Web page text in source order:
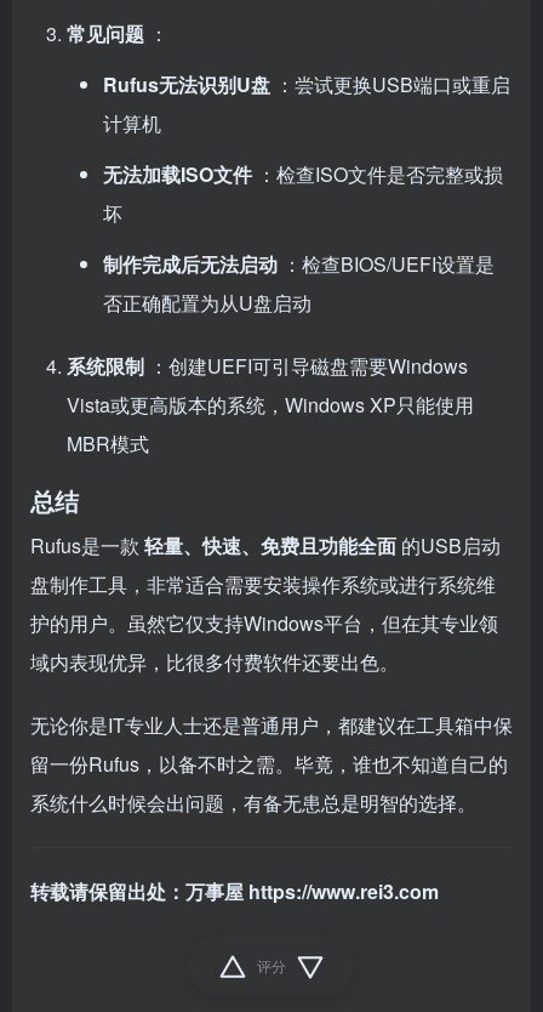
常见问题 ：
Rufus无法识别U盘 ：尝试更换USB端口或重启
计算机
无法加载ISO文件 ：检查ISO文件是否完整或损
坏
制作完成后无法启动 ：检查BIOS/UEFI设置是
否正确配置为从U盘启动
系统限制 ：创建UEFI可引导磁盘需要Windows
Vista或更高版本的系统，Windows XP只能使用
MBR模式
总结
Rufus是一款 轻量、快速、免费且功能全面 的USB启动
盘制作工具，非常适合需要安装操作系统或进行系统维
护的用户。虽然它仅支持Windows平台，但在其专业领
域内表现优异，比很多付费软件还要出色。
无论你是IT专业人士还是普通用户，都建议在工具箱中保
留一份Rufus，以备不时之需。毕竟，谁也不知道自己的
系统什么时候会出问题，有备无患总是明智的选择。
转载请保留出处：万事屋 https://www.rei3.com
评分